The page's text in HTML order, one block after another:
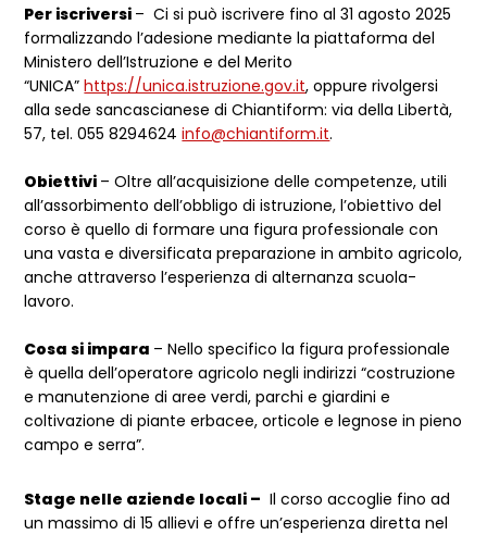
Per iscriversi – Ci si può iscrivere fino al 31 agosto 2025
formalizzando l’adesione mediante la piattaforma del
Ministero dell’Istruzione e del Merito
“UNICA”https://unica.istruzione.gov.it, oppure rivolgersi
alla sede sancascianese di Chiantiform: via della Libertà,
57, tel. 055 8294624info@chiantiform.it.
Obiettivi – Oltre all’acquisizione delle competenze, utili
all’assorbimento dell’obbligo di istruzione, l’obiettivo del
corso è quello di formare una figura professionale con
una vasta e diversificata preparazione in ambito agricolo,
anche attraverso l’esperienza di alternanza scuola-
lavoro.
Cosa si impara – Nello specifico la figura professionale
è quella dell’operatore agricolo negli indirizzi “costruzione
e manutenzione di aree verdi, parchi e giardini e
coltivazione di piante erbacee, orticole e legnose in pieno
campo e serra”.
Stage nelle aziende locali – Il corso accoglie fino ad
un massimo di 15 allievi e offre un’esperienza diretta nel